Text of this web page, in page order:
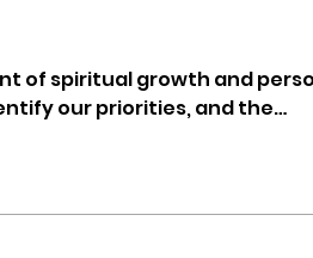
of spiritual growth and
our priorities, and the…